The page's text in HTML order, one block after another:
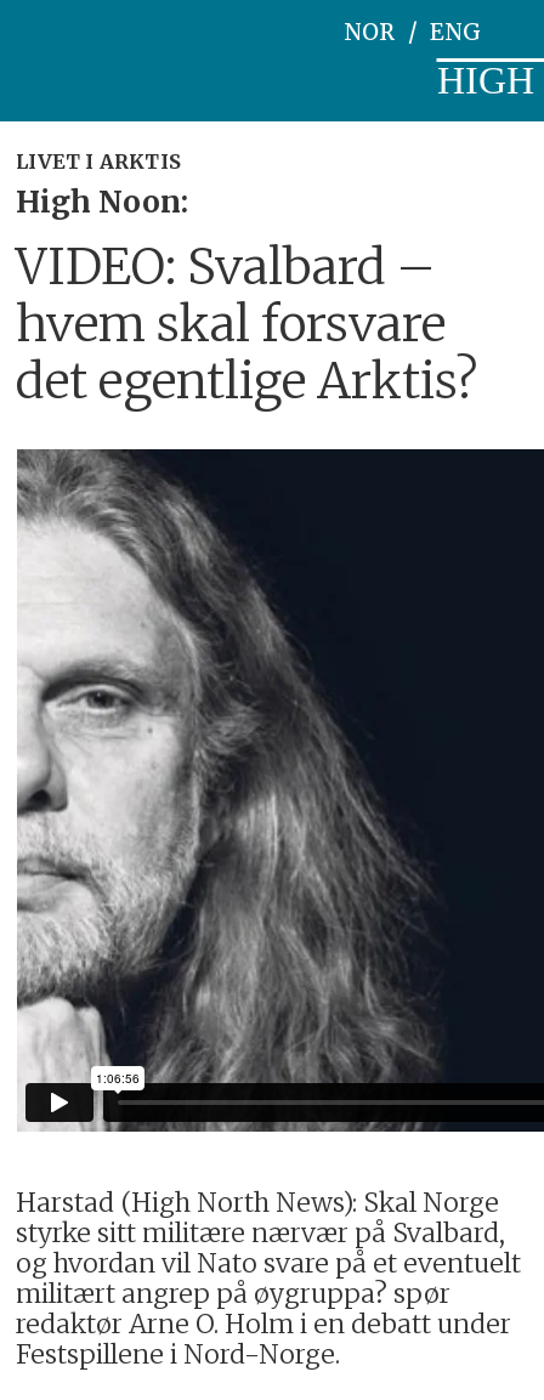
NOR ENG
HIGH
LIVET I ARKTIS
High Noon:
VIDEO: Svalbard –
hvem skal forsvare
det egentlige Arktis?
Harstad (High North News): Skal Norge
styrke sitt militære nærvær på Svalbard,
og hvordan vil Nato svare på et eventuelt
militært angrep på øygruppa? spør
redaktør Arne O. Holm i en debatt under
Festspillene i Nord-Norge.